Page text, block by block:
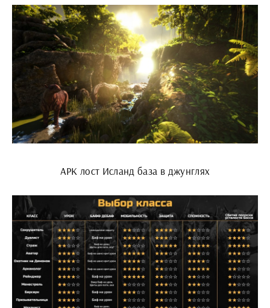
АРК лост Исланд база в джунглях